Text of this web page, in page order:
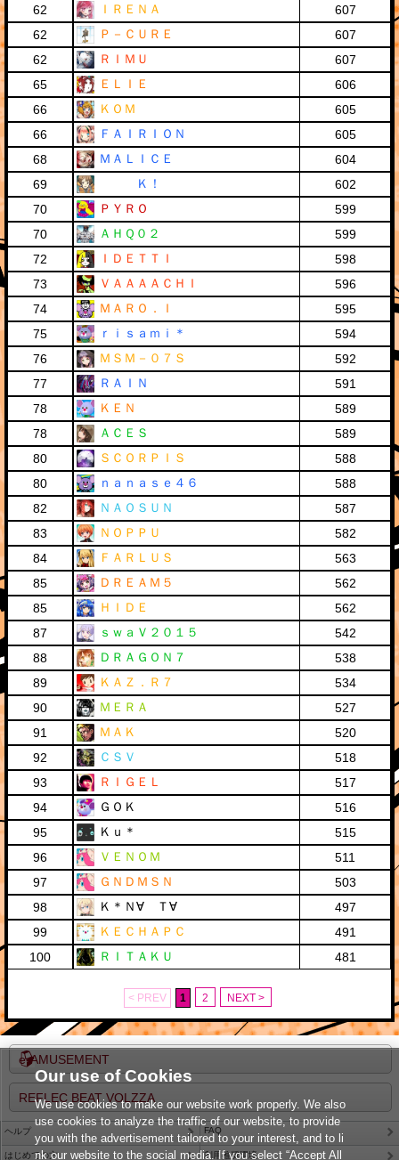
62
ＩＲＥＮＡ
607
62
Ｐ－ＣＵＲＥ
607
62
ＲＩＭＵ
607
65
ＥＬＩＥ
606
66
ＫＯＭ
605
66
ＦＡＩＲＩＯＮ
605
68
ＭＡＬＩＣＥ
604
69
Ｋ！
602
70
ＰＹＲＯ
599
70
ＡＨＱ０２
599
72
ＩＤＥＴＴＩ
598
73
ＶＡＡＡＡＣＨＩ
596
74
ＭＡＲＯ．Ｉ
595
75
ｒｉｓａｍｉ＊
594
76
ＭＳＭ－０７Ｓ
592
77
ＲＡＩＮ
591
78
ＫＥＮ
589
78
ＡＣＥＳ
589
80
ＳＣＯＲＰＩＳ
588
80
ｎａｎａｓｅ４６
588
82
ＮＡＯＳＵＮ
587
83
ＮＯＰＰＵ
582
84
ＦＡＲＬＵＳ
563
85
ＤＲＥＡＭ５
562
85
ＨＩＤＥ
562
87
ｓｗａＶ２０１５
542
88
ＤＲＡＧＯＮ７
538
89
ＫＡＺ．Ｒ７
534
90
ＭＥＲＡ
527
91
ＭＡＫ
520
92
ＣＳＶ
518
93
ＲＩＧＥＬ
517
94
ＧＯＫ
516
95
Ｋｕ＊
515
96
ＶＥＮＯＭ
511
97
ＧＮＤＭＳＮ
503
98
Ｋ＊Ｎ∀ Ｔ∀
497
99
ＫＥＣＨＡＰＣ
491
100
ＲＩＴＡＫＵ 481
< PREV 1 2 NEXT >
e-AMUSEMENT
REFLEC BEAT VOLZZA
ヘルプ FAQ
はじめての方 利用推奨環境
Our use of Cookies
We use cookies to make our website work properly. We also
use cookies to analyze the traffic of our website, to provide
you with the advertisement tailored to your interest, and to li
nk our website to the social media. If you select “Accept All